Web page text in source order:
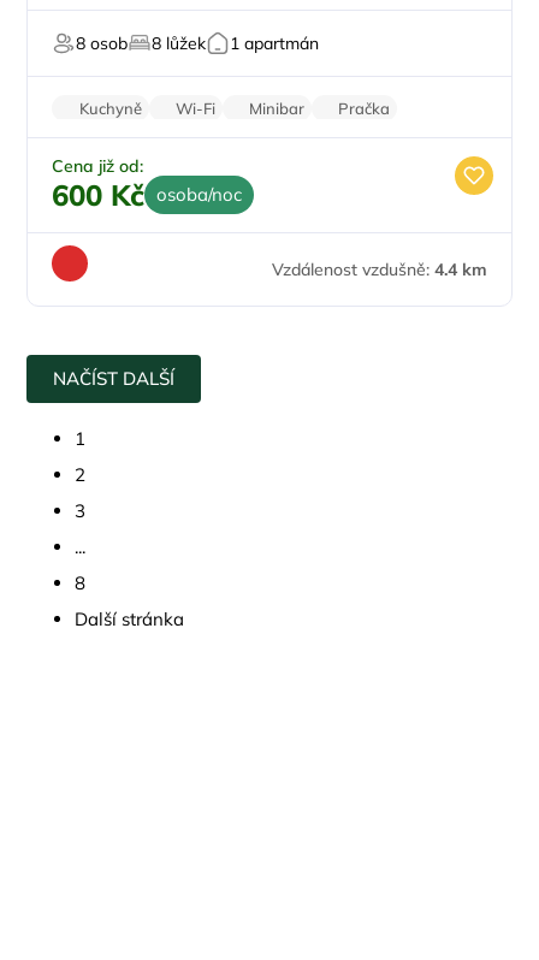
Pro majitele mazlíčků
8 osob 8 lůžek 1 apartmán
Kuchyně Wi-Fi Minibar
Pračka
Sušička
Cena již od:
600 Kč osoba/noc
Vzdálenost vzdušně: 4.4 km
NAČÍST DALŠÍ
1
2
3
...
8
Další stránka